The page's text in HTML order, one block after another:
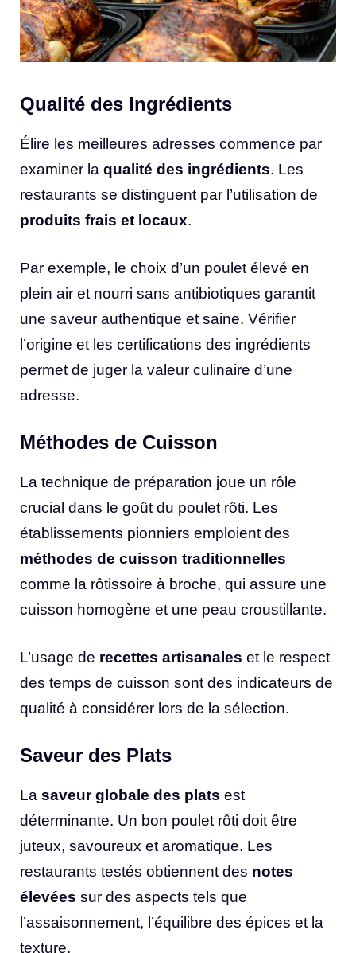
Qualité des Ingrédients
Élire les meilleures adresses commence par
examiner la qualité des ingrédients. Les
restaurants se distinguent par l’utilisation de
produits frais et locaux.
Par exemple, le choix d’un poulet élevé en
plein air et nourri sans antibiotiques garantit
une saveur authentique et saine. Vérifier
l’origine et les certifications des ingrédients
permet de juger la valeur culinaire d’une
adresse.
Méthodes de Cuisson
La technique de préparation joue un rôle
crucial dans le goût du poulet rôti. Les
établissements pionniers emploient des
méthodes de cuisson traditionnelles
comme la rôtissoire à broche, qui assure une
cuisson homogène et une peau croustillante.
L’usage de recettes artisanales et le respect
des temps de cuisson sont des indicateurs de
qualité à considérer lors de la sélection.
Saveur des Plats
La saveur globale des plats est
déterminante. Un bon poulet rôti doit être
juteux, savoureux et aromatique. Les
restaurants testés obtiennent des notes
élevées sur des aspects tels que
l’assaisonnement, l’équilibre des épices et la
texture.